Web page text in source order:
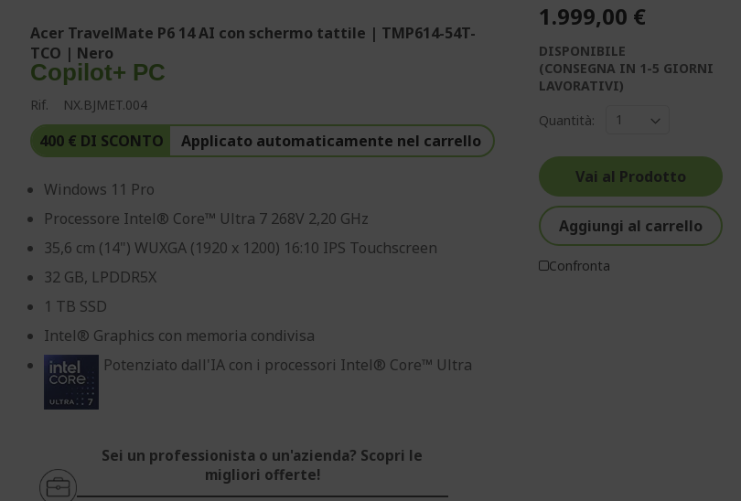
Acer TravelMate P6 14 AI con schermo tattile | TMP614-54T-
TCO | Nero
Copilot+ PC
Rif. NX.BJMET.004
400 € DI SCONTO Applicato automaticamente nel carrello
Windows 11 Pro
Processore Intel® Core™ Ultra 7 268V 2,20 GHz
35,6 cm (14") WUXGA (1920 x 1200) 16:10 IPS Touchscreen
32 GB, LPDDR5X
1 TB SSD
Intel® Graphics con memoria condivisa
Potenziato dall'IA con i processori Intel® Core™ Ultra
Sei un professionista o un'azienda? Scopri le
migliori offerte!
1.999,00 €
DISPONIBILE
(CONSEGNA IN 1-5 GIORNI
LAVORATIVI)
Quantità:
Vai al Prodotto
Aggiungi al carrello
Confronta